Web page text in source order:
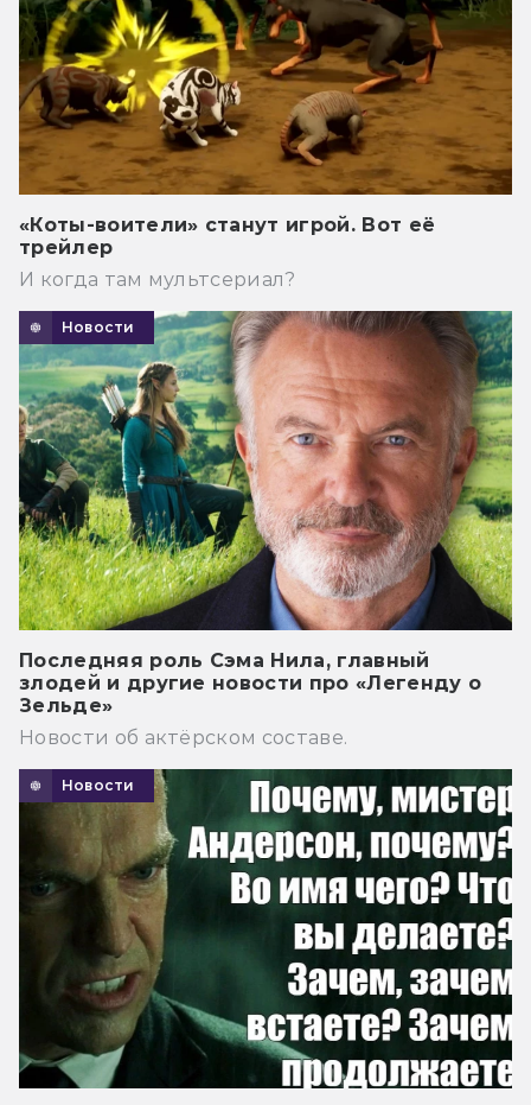
«Коты-воители» станут игрой. Вот её
трейлер
И когда там мультсериал?
Новости
Последняя роль Сэма Нила, главный
злодей и другие новости про «Легенду о
Зельде»
Новости об актёрском составе.
Новости